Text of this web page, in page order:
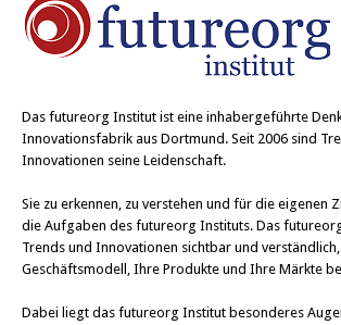
Das futureorg Institut ist eine inhabergeführte
Innovationsfabrik aus Dortmund. Seit 2006 sind
Innovationen seine Leidenschaft.
Sie zu erkennen, zu verstehen und für die eigenen
die Aufgaben des futureorg Instituts. Das
Trends und Innovationen sichtbar und
Geschäftsmodell, Ihre Produkte und Ihre Märkte
Dabei liegt das futureorg Institut besonderes